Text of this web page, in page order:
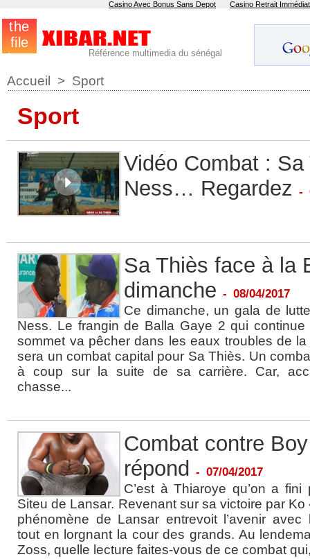
Casino Avec Bonus Sans Depot Casino Retrait Immédiat
Référence multimedia du sénégal
Accueil > Sport
Sport
Vidéo Combat :
Ness… Regardez -
Sa Thiès face à la
dimanche - 08/04/2017
Ce dimanche, un gala de
Ness. Le frangin de Balla Gaye 2 qui
sommet va pêcher dans les eaux troubles de
sera un combat capital pour Sa Thiès. Un
à coup sur la suite de sa carrière. Car,
chasse...
Combat contre
répond
- 07/04/2017
C’est à Thiaroye qu’on a
Siteu de Lansar. Revenant sur sa victoire par
phénomène de Lansar entrevoit l’avenir avec
tout en lorgnant la cour des grands. Au
Zoss, quelle lecture faites-vous de ce combat